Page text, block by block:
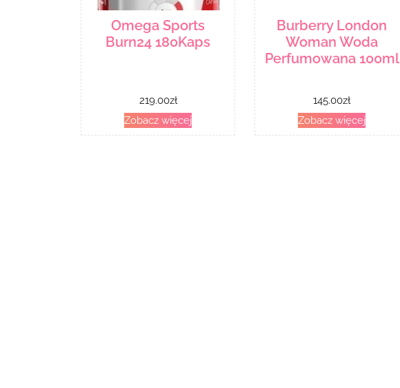
Omega Sports
Burn24 180Kaps
219.00zł
Zobacz więcej
Burberry London
Woman Woda
Perfumowana 100ml
145.00zł
Zobacz więcej